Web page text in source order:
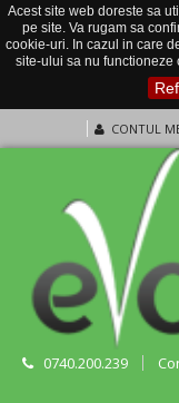
Acest site web doreste sa
pe site. Va rugam sa
cookie-uri. In cazul in care
site-ului sa nu functioneze
CONTUL
0740.200.239